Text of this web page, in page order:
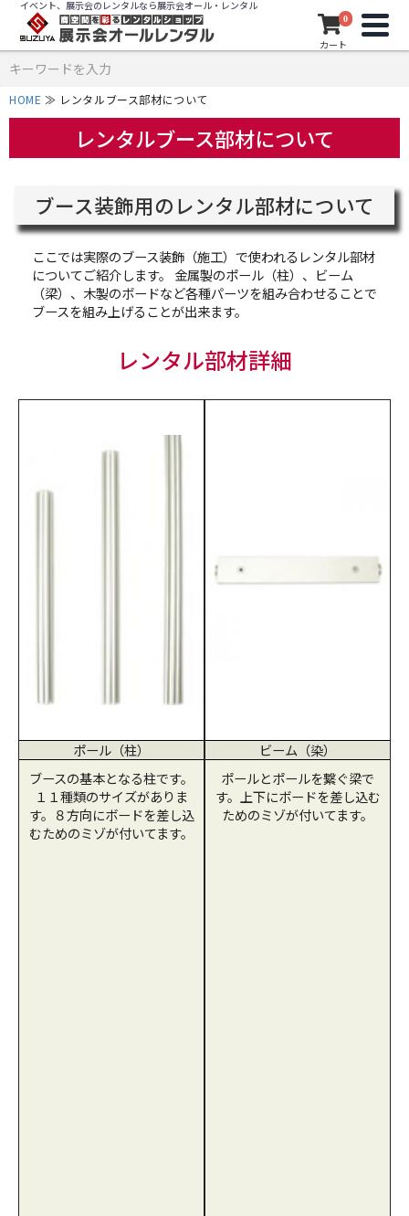
イベント、展示会のレンタルなら展示会オール・レンタル
0
カート
HOME ≫ レンタルブース部材について
レンタルブース部材について
ブース装飾用のレンタル部材について
ここでは実際のブース装飾（施工）で使われるレンタル部材
についてご紹介します。 金属製のポール（柱）、ビーム
（梁）、木製のボードなど各種パーツを組み合わせることで
ブースを組み上げることが出来ます。
レンタル部材詳細
ポール（柱）
ブースの基本となる柱です。
１１種類のサイズがありま
す。８方向にボードを差し込
むためのミゾが付いてます。
ビーム（染）
ポールとポールを繋ぐ梁で
す。上下にボードを差し込む
ためのミゾが付いてます。